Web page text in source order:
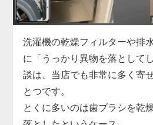
「家電の達人」では、こうし
機を分解しての内部点検を実
を正確に特定。
部品の交換から再接続、シー
に対応します。
縦型・ドラム式問わず、各メ
ており、最短即日での訪問も
小さな水漏れでも早めの対処が
洗濯機の乾燥フィルターや排
に「うっかり異物を落として
談は、当店でも非常に多く寄
とつです。
とくに多いのは歯ブラシを乾